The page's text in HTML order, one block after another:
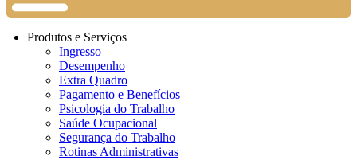
Produtos e Serviços
Ingresso
Desempenho
Extra Quadro
Pagamento e Benefícios
Psicologia do Trabalho
Saúde Ocupacional
Segurança do Trabalho
Rotinas Administrativas